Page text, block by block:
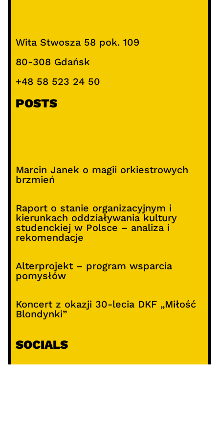
Wita Stwosza 58 pok. 109
80-308 Gdańsk
+48 58 523 24 50
POSTS
Marcin Janek o magii orkiestrowych
brzmień
Raport o stanie organizacyjnym i
kierunkach oddziaływania kultury
studenckiej w Polsce – analiza i
rekomendacje
Alterprojekt – program wsparcia
pomysłów
Koncert z okazji 30-lecia DKF „Miłość
Blondynki”
SOCIALS